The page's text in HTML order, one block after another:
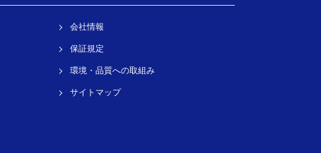
会社情報
保証規定
環境・品質への取組み
サイトマップ